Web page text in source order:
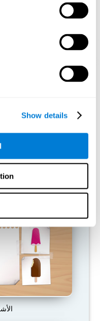
Show details
إسقاط رسومي توجيهي
تمّ تصميم دماغنا لتوفير
نمط التنشيط العصبي فيصبح
الوظيفة المعرفية هذه ويخفّض